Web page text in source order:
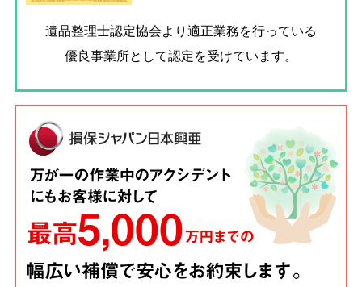
遺品整理士認定協会より適正業務を行っている
優良事業所として認定を受けています。